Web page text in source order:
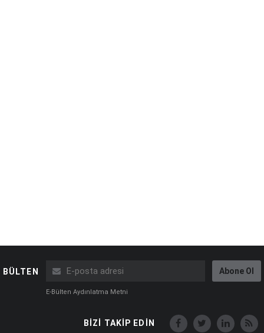
BÜLTEN Abone Ol
E-Bülten Aydınlatma Metni
BİZİ TAKİP EDİN